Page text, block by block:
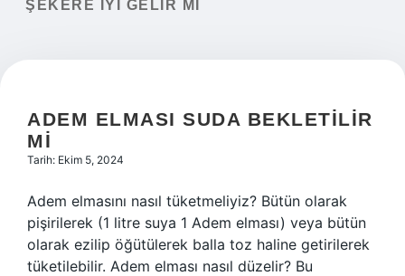
ŞEKERE IYI GELIR MI
ADEM ELMASI SUDA BEKLETILIR
MI
Tarih: Ekim 5, 2024
Adem elmasını nasıl tüketmeliyiz? Bütün olarak
pişirilerek (1 litre suya 1 Adem elması) veya bütün
olarak ezilip öğütülerek balla toz haline getirilerek
tüketilebilir. Adem elması nasıl düzelir? Bu